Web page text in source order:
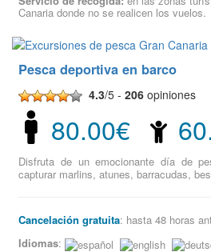
Canaria donde no se realicen los vuelos.
Pesca deportiva en barco
4.3/5 -206 opiniones
80.00€
Disfruta de un emocionante día de
capturar marlins, atunes, barracudas,
Cancelación gratuita: hasta 48 horas
Idiomas: